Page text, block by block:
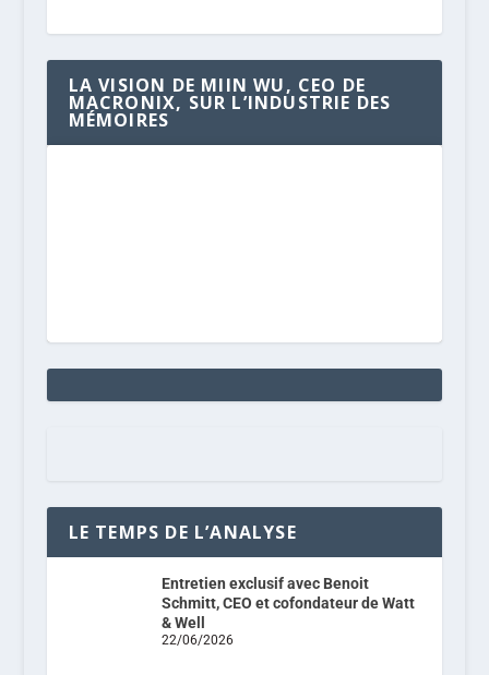
LA VISION DE MIIN WU, CEO DE
MACRONIX, SUR L’INDUSTRIE DES
MÉMOIRES
LE TEMPS DE L’ANALYSE
Entretien exclusif avec Benoit
Schmitt, CEO et cofondateur de Watt
& Well
22/06/2026